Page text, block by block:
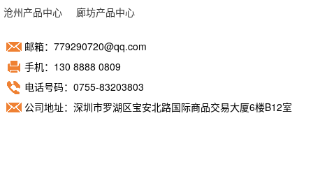
沧州产品中心
廊坊产品中心
邮箱：779290720@qq.com
手机：130 8888 0809
电话号码：0755-83203803
公司地址：深圳市罗湖区宝安北路国际商品交易大厦6楼B12室